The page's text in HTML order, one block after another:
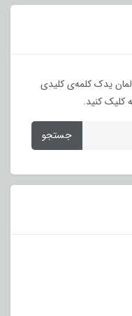
یدک کلمه‌ی کلیدی
کلیک کنید.
جستجو